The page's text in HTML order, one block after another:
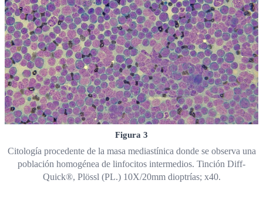
Figura 3
Citología procedente de la masa mediastínica donde se observa una
población homogénea de linfocitos intermedios. Tinción Diff-
Quick®, Plössl (PL.) 10X/20mm dioptrías; x40.